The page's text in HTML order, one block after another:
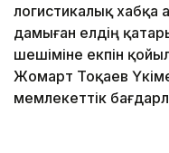
логистикалық хабқа
дамыған елдің
шешіміне екпін
Жомарт Тоқаев
мемлекеттік